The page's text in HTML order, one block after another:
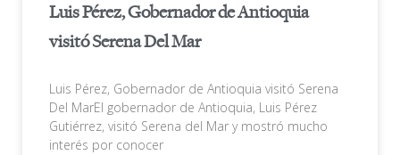
Luis Pérez, Gobernador de Antioquia
visitó Serena Del Mar
Luis Pérez, Gobernador de Antioquia visitó Serena
Del MarEl gobernador de Antioquia, Luis Pérez
Gutiérrez, visitó Serena del Mar y mostró mucho
interés por conocer